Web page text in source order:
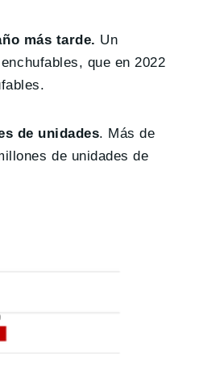
más tarde. Un
que en 2022
de unidades. Más de
de unidades de